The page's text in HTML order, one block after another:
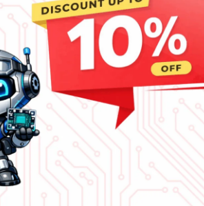
sesuai dengan pilihan Anda.